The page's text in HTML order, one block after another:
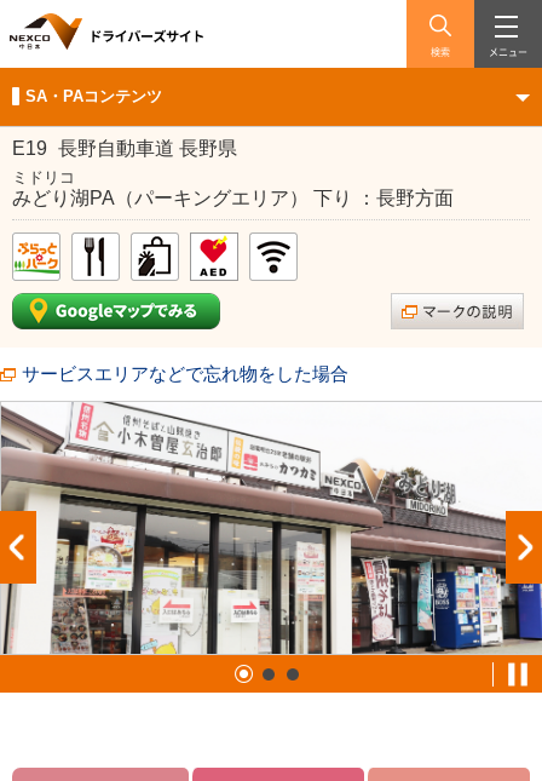
検索 メニュー
SA・PAコンテンツ
E19 長野自動車道 長野県
ミドリコ
みどり湖PA（パーキングエリア） 下り ：長野方面
サービスエリアなどで忘れ物をした場合